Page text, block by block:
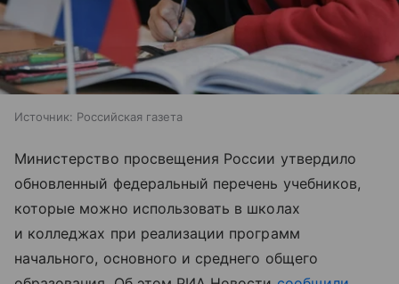
Источник: Российская газета
Министерство просвещения России утвердило
обновленный федеральный перечень учебников,
которые можно использовать в школах
и колледжах при реализации программ
начального, основного и среднего общего